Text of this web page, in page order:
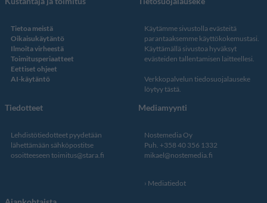
Tietoa meistä
Oikaisukäytäntö
Ilmoita virheestä
Toimitusperiaatteet
Eettiset ohjeet
AI-käytäntö
Käytämme sivustolla evästeitä
parantaaksemme käyttökokemustasi.
Käyttämällä sivustoa hyväksyt
evästeiden tallentamisen laitteellesi.
Verkkopalvelun tiedosuojalauseke
löytyy tästä.
Tiedotteet
Lehdistötiedotteet pyydetään
lähettämään sähköpostitse
osoitteeseen toimitus@stara.fi
Mediamyynti
Nostemedia Oy
Puh. +358 40 356 1332
mikael@nostemedia.fi
Mediatiedot